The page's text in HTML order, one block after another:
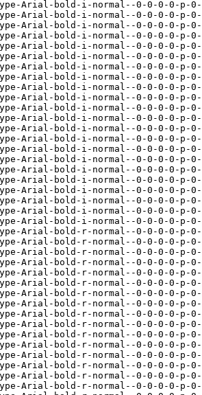
Arial-bold-i-normal--0-0-0-0-p-0-
Arial-bold-i-normal--0-0-0-0-p-0-
Arial-bold-i-normal--0-0-0-0-p-0-
Arial-bold-i-normal--0-0-0-0-p-
Arial-bold-i-normal--0-0-0-0-p-0-
Arial-bold-i-normal--0-0-0-0-p-
Arial-bold-i-normal--0-0-0-0-p-0-
Arial-bold-i-normal--0-0-0-0-p-
Arial-bold-i-normal--0-0-0-0-p-
Arial-bold-i-normal--0-0-0-0-p-0-
Arial-bold-i-normal--0-0-0-0-p-0-
Arial-bold-i-normal--0-0-0-0-p-0-
Arial-bold-i-normal--0-0-0-0-p-0-
Arial-bold-i-normal--0-0-0-0-p-0-
Arial-bold-i-normal--0-0-0-0-p-0-
Arial-bold-i-normal--0-0-0-0-p-0-
Arial-bold-i-normal--0-0-0-0-p-0-
Arial-bold-i-normal--0-0-0-0-p-0-
Arial-bold-i-normal--0-0-0-0-p-0-
Arial-bold-i-normal--0-0-0-0-p-0-
Arial-bold-i-normal--0-0-0-0-p-0-
Arial-bold-i-normal--0-0-0-0-p-0-
Arial-bold-r-normal--0-0-0-0-p-0-
Arial-bold-r-normal--0-0-0-0-p-0-
Arial-bold-r-normal--0-0-0-0-p-0-
Arial-bold-r-normal--0-0-0-0-p-
Arial-bold-r-normal--0-0-0-0-p-0-
Arial-bold-r-normal--0-0-0-0-p-
Arial-bold-r-normal--0-0-0-0-p-0-
Arial-bold-r-normal--0-0-0-0-p-
Arial-bold-r-normal--0-0-0-0-p-
Arial-bold-r-normal--0-0-0-0-p-0-
Arial-bold-r-normal--0-0-0-0-p-0-
Arial-bold-r-normal--0-0-0-0-p-0-
Arial-bold-r-normal--0-0-0-0-p-0-
Arial-bold-r-normal--0-0-0-0-p-0-
Arial-bold-r-normal--0-0-0-0-p-0-
Arial-bold-r-normal--0-0-0-0-p-0-